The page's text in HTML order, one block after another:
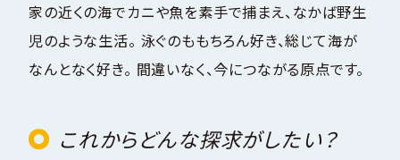
家の近くの海でカニや魚を素手で捕まえ、なかば野生
児のような生活。 泳ぐのももちろん好き、総じて海が
なんとなく好き。 間違いなく、今につながる原点です。
これからどんな探求がしたい？